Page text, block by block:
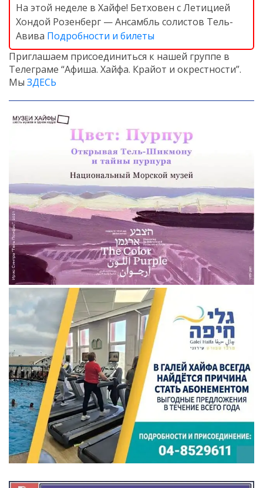
На этой неделе в Хайфе! Бетховен с Летицией
Хондой Розенберг — Ансамбль солистов Тель-
Авива Подробности и билеты
Приглашаем присоединиться к нашей группе в
Телеграме “Афиша. Хайфа. Крайот и окрестности”.
Мы ЗДЕСЬ